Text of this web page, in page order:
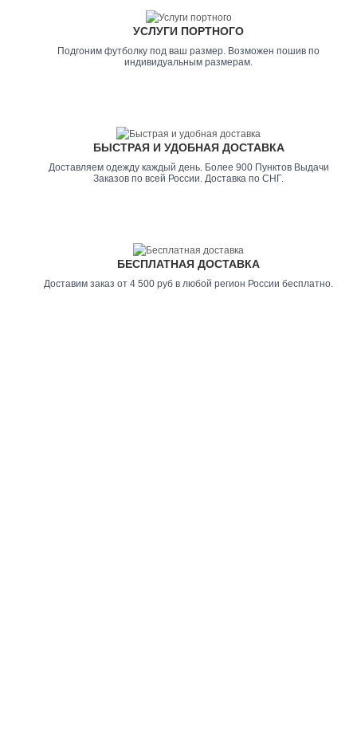
УСЛУГИ ПОРТНОГО
Подгоним футболку под ваш размер. Возможен пошив по
индивидуальным размерам.
БЫСТРАЯ И УДОБНАЯ ДОСТАВКА
Доставляем одежду каждый день. Более 900 Пунктов Выдачи
Заказов по всей России. Доставка по СНГ.
БЕСПЛАТНАЯ ДОСТАВКА
Доставим заказ от 4 500 руб в любой регион России бесплатно.